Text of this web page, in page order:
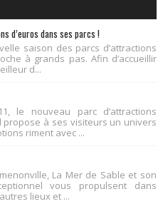
d’euros dans ses parcs !
saison des parcs d’attractions
à grands pas. Afin d’accueillir
d...
le nouveau parc d’attractions
propose à ses visiteurs un univers
riment avec ...
La Mer de Sable et son
vous propulsent dans
lieux et ...